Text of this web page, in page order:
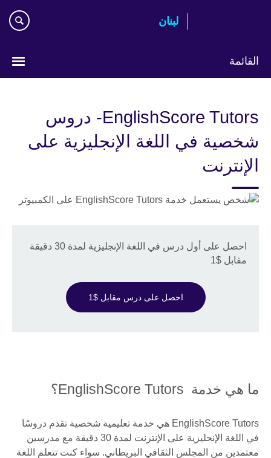
لبنان
القائمة
language
EnglishScore Tutors- دروس
شخصية في اللغة الإنجليزية على
الإنترنت
احصل على أول درس في اللغة الإنجليزية لمدة 30 دقيقة
مقابل $1
احصل على درس مقابل $1
ما هي خدمة EnglishScore Tutors؟
EnglishScore Tutors هي خدمة تعليمية شخصية تقدم دروسًا
في اللغة الإنجليزية على الإنترنت لمدة 30 دقيقة مع مدرسين
معتمدين من المجلس الثقافي البريطاني. سواء كنت تتعلم اللغة